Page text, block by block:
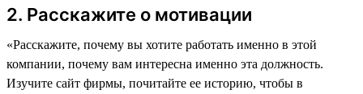
2. Расскажите о мотивации
«Расскажите, почему вы хотите работать именно в этой
компании, почему вам интересна именно эта должность.
Изучите сайт фирмы, почитайте ее историю, чтобы в